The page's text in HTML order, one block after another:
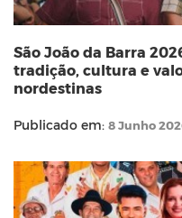
São João da Barra
tradição, cultura e
nordestinas
Publicado em: 8 Junho